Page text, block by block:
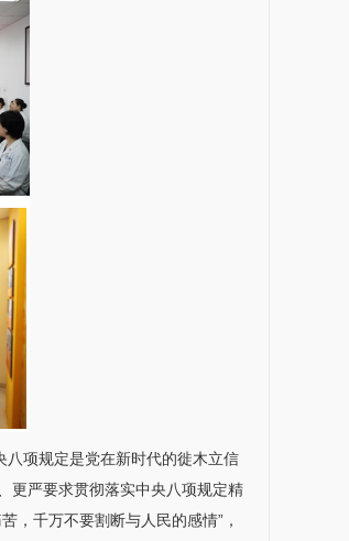
项规定是党在新时代的徙木立信
更严要求贯彻落实中央八项规定精
，千万不要割断与人民的感情”，